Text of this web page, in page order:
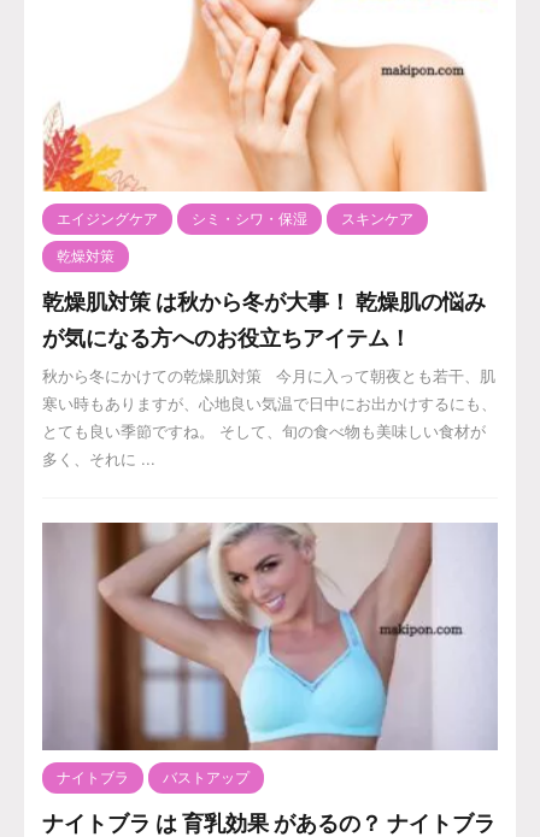
エイジングケア シミ・シワ・保湿 スキンケア
乾燥対策
乾燥肌対策 は秋から冬が大事！ 乾燥肌の悩み
が気になる方へのお役立ちアイテム！
秋から冬にかけての乾燥肌対策 今月に入って朝夜とも若干、肌
寒い時もありますが、心地良い気温で日中にお出かけするにも、
とても良い季節ですね。 そして、旬の食べ物も美味しい食材が
多く、それに ...
ナイトブラ バストアップ
ナイトブラ は 育乳効果 があるの？ ナイトブラ